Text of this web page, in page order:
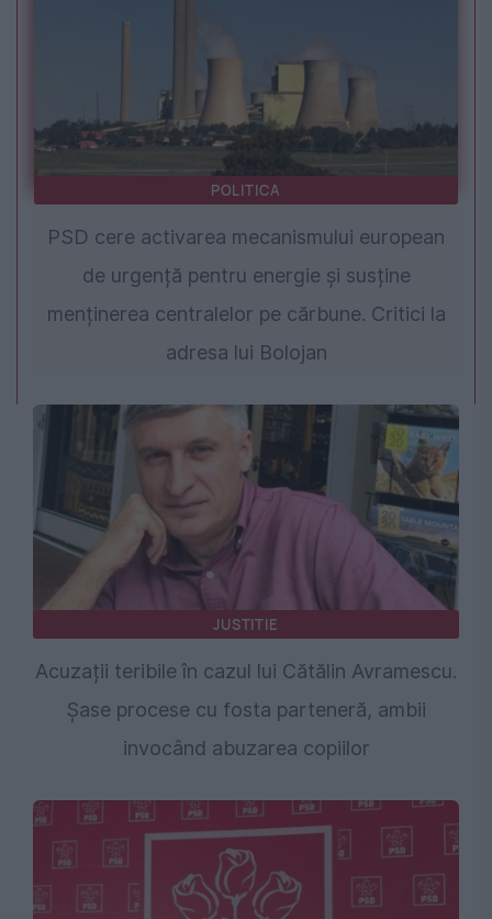
POLITICA
PSD cere activarea mecanismului european
de urgență pentru energie și susține
menținerea centralelor pe cărbune. Critici la
adresa lui Bolojan
JUSTITIE
Acuzații teribile în cazul lui Cătălin Avramescu.
Șase procese cu fosta parteneră, ambii
invocând abuzarea copiilor